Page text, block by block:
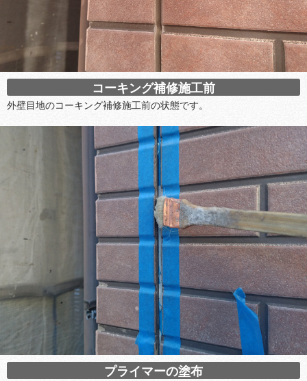
コーキング補修施工前
外壁目地のコーキング補修施工前の状態です。
プライマーの塗布